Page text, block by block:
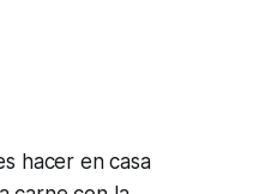
hacer en casa